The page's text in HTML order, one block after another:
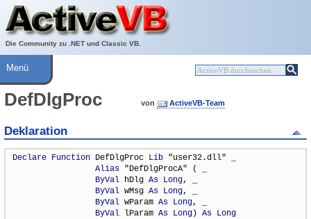
Die Community zu .NET und Classic VB.
Über ActiveVB
Hilfe
Menü
DefDlgProc von ActiveVB-Team
Deklaration
Declare Function DefDlgProc Lib "user32.dll" _
Alias "DefDlgProcA" ( _
ByVal hDlg As Long, _
ByVal wMsg As Long, _
ByVal wParam As Long, _
ByVal lParam As Long) As Long